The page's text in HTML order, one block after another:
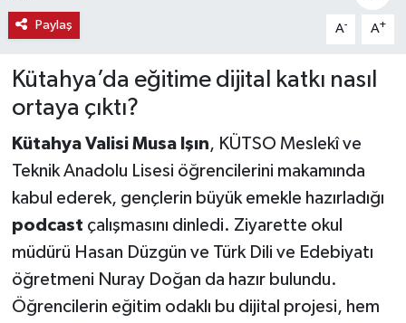
Paylaş A- A+
Kütahya’da eğitime dijital katkı nasıl
ortaya çıktı?
Kütahya Valisi Musa Işın, KÜTSO Meslekî ve
Teknik Anadolu Lisesi öğrencilerini makamında
kabul ederek, gençlerin büyük emekle hazırladığı
podcast çalışmasını dinledi. Ziyarette okul
müdürü Hasan Düzgün ve Türk Dili ve Edebiyatı
öğretmeni Nuray Doğan da hazır bulundu.
Öğrencilerin eğitim odaklı bu dijital projesi, hem
Haber İlanlar
Kültür-Sanat
Magazin
Sağlık
Seri İlan
Siyaset